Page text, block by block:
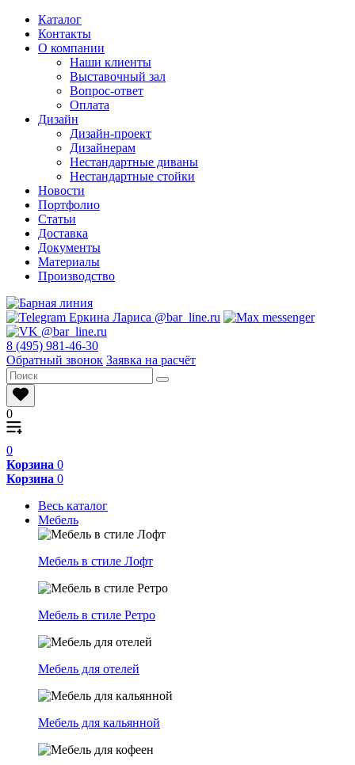
Каталог
Контакты
О компании
Наши клиенты
Выставочный зал
Вопрос-ответ
Оплата
Дизайн
Дизайн-проект
Дизайнерам
Нестандартные диваны
Нестандартные стойки
Новости
Портфолио
Статьи
Доставка
Документы
Материалы
Производство
8 (495) 981-46-30
Обратный звонок Заявка на расчёт
0
0
Корзина 0
Корзина 0
Весь каталог
Мебель
Мебель в стиле Лофт
Мебель в стиле Ретро
Мебель для отелей
Мебель для кальянной